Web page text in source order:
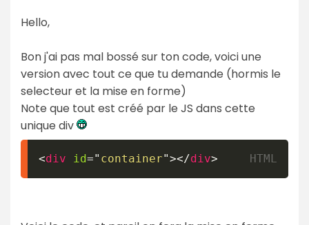
Hello,
Bon j'ai pas mal bossé sur ton code, voici une
version avec tout ce que tu demande (hormis le
selecteur et la mise en forme)
Note que tout est créé par le JS dans cette
unique div
<div id=" container"></div>